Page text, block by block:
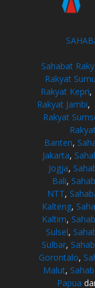
Sahabat
Rakyat
Rakyat Kepri,
Rakyat Jambi,
Rakyat
Banten,
Jakarta,
Jogja,
Bali,
NTT,
Kalteng,
Kaltim,
Sulsel,
Sulbar,
Gorontalo,
Malut,
Papua